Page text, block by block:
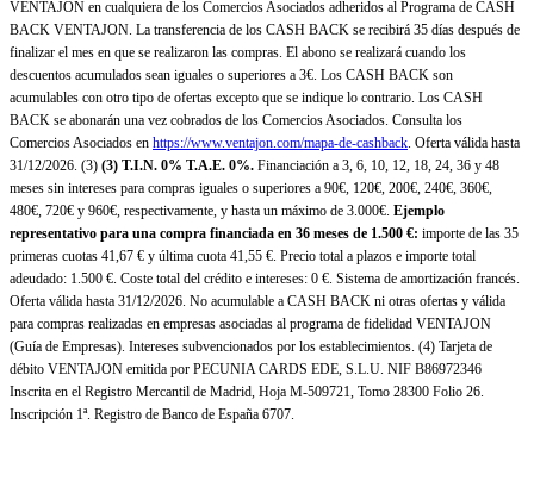
VENTAJON en cualquiera de los Comercios Asociados adheridos al Programa de CASH
BACK VENTAJON. La transferencia de los CASH BACK se recibirá 35 días después de
finalizar el mes en que se realizaron las compras. El abono se realizará cuando los
descuentos acumulados sean iguales o superiores a 3€. Los CASH BACK son
acumulables con otro tipo de ofertas excepto que se indique lo contrario. Los CASH
BACK se abonarán una vez cobrados de los Comercios Asociados. Consulta los
Comercios Asociados en https://www.ventajon.com/mapa-de-cashback. Oferta válida hasta
31/12/2026. (3) (3) T.I.N. 0% T.A.E. 0%. Financiación a 3, 6, 10, 12, 18, 24, 36 y 48
meses sin intereses para compras iguales o superiores a 90€, 120€, 200€, 240€, 360€,
480€, 720€ y 960€, respectivamente, y hasta un máximo de 3.000€. Ejemplo
representativo para una compra financiada en 36 meses de 1.500 €: importe de las 35
primeras cuotas 41,67 € y última cuota 41,55 €. Precio total a plazos e importe total
adeudado: 1.500 €. Coste total del crédito e intereses: 0 €. Sistema de amortización francés.
Oferta válida hasta 31/12/2026. No acumulable a CASH BACK ni otras ofertas y válida
para compras realizadas en empresas asociadas al programa de fidelidad VENTAJON
(Guía de Empresas). Intereses subvencionados por los establecimientos. (4) Tarjeta de
débito VENTAJON emitida por PECUNIA CARDS EDE, S.L.U. NIF B86972346
Inscrita en el Registro Mercantil de Madrid, Hoja M-509721, Tomo 28300 Folio 26.
Inscripción 1ª. Registro de Banco de España 6707.